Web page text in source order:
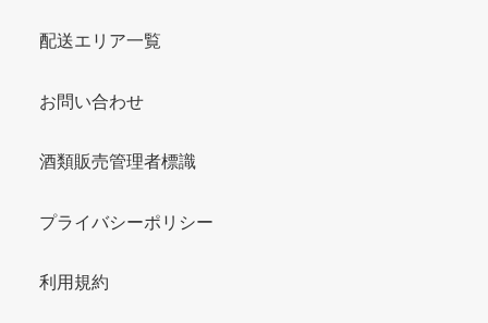
配送エリア一覧
お問い合わせ
酒類販売管理者標識
プライバシーポリシー
利用規約